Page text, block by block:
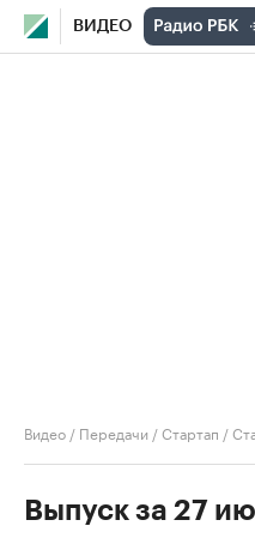
ВИДЕО
Видео / Передачи /Стартап /
Выпуск за 27